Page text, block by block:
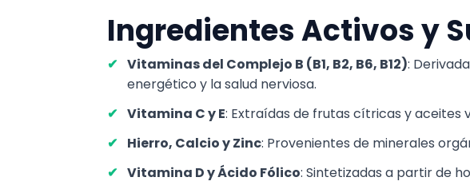
Ingredientes Activos y
Vitaminas del Complejo B (B1, B2, B6, B12):
energético y la salud nerviosa.
Vitamina C y E: Extraídas de frutas cítricas y
Hierro, Calcio y Zinc: Provenientes de minerales
Vitamina D y Ácido Fólico: Sintetizadas a partir de